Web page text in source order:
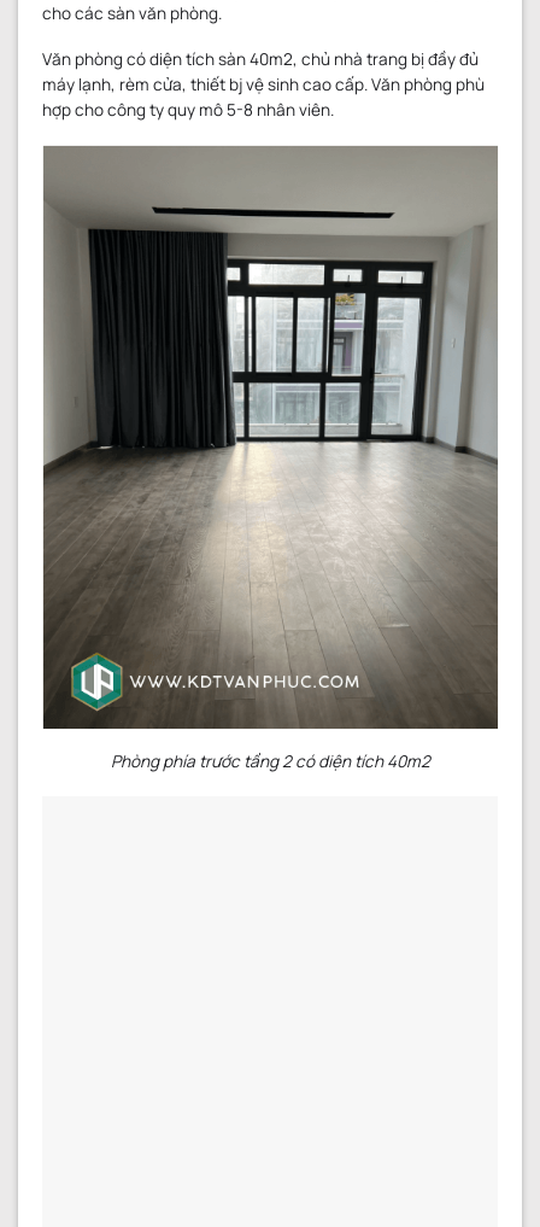
cho các sàn văn phòng.
Văn phòng có diện tích sàn 40m2, chủ nhà trang bị đầy đủ
máy lạnh, rèm cửa, thiết bj vệ sinh cao cấp. Văn phòng phù
hợp cho công ty quy mô 5-8 nhân viên.
Phòng phía trước tầng 2 có diện tích 40m2